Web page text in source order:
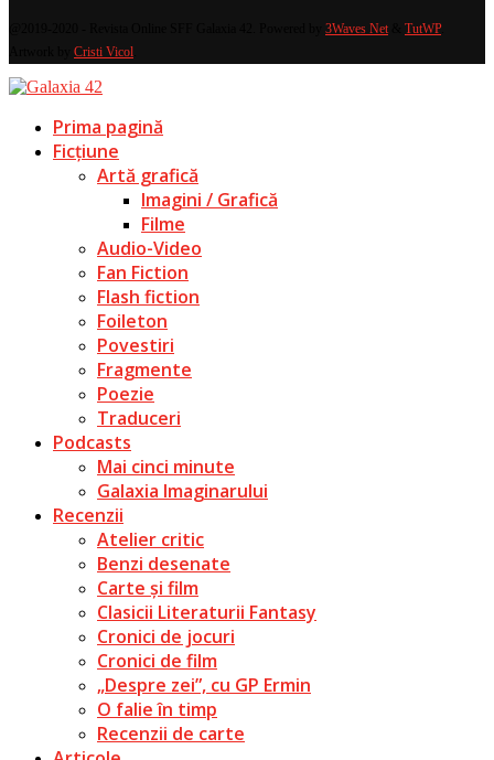
3Waves Net& TutWP.
Cristi Vicol
Prima pagină
Ficțiune
Artă grafică
Imagini / Grafică
Filme
Audio-Video
Fan Fiction
Flash fiction
Foileton
Povestiri
Fragmente
Poezie
Traduceri
Podcasts
Mai cinci minute
Galaxia Imaginarului
Recenzii
Atelier critic
Benzi desenate
Carte și film
Clasicii Literaturii Fantasy
Cronici de jocuri
Cronici de film
„Despre zei”, cu GP Ermin
O falie în timp
Recenzii de carte